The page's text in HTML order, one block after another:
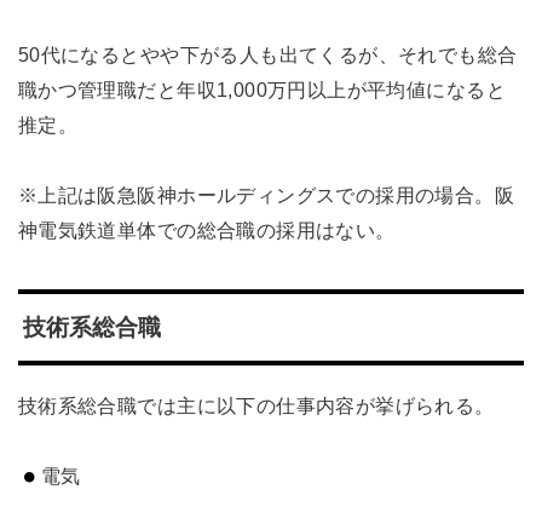
50代になるとやや下がる人も出てくるが、それでも総合
職かつ管理職だと年収1,000万円以上が平均値になると
推定。
※上記は阪急阪神ホールディングスでの採用の場合。阪
神電気鉄道単体での総合職の採用はない。
技術系総合職
技術系総合職では主に以下の仕事内容が挙げられる。
電気